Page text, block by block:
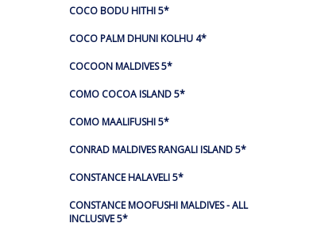
COCO BODU HITHI 5*
COCO PALM DHUNI KOLHU 4*
COCOON MALDIVES 5*
COMO COCOA ISLAND 5*
COMO MAALIFUSHI 5*
CONRAD MALDIVES RANGALI ISLAND 5*
CONSTANCE HALAVELI 5*
CONSTANCE MOOFUSHI MALDIVES - ALL
INCLUSIVE 5*